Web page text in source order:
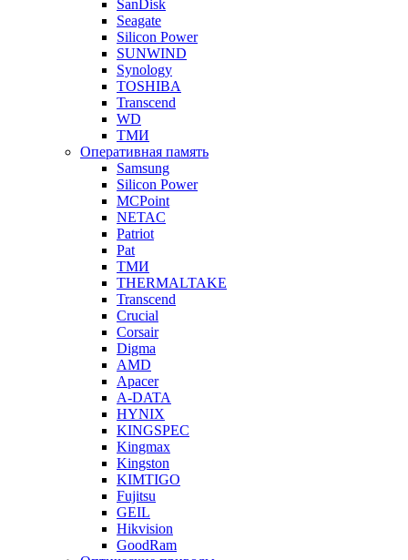
SanDisk
Seagate
Silicon Power
SUNWIND
Synology
TOSHIBA
Transcend
WD
ТМИ
Оперативная память
Samsung
Silicon Power
MCPoint
NETAC
Patriot
Pat
ТМИ
THERMALTAKE
Transcend
Crucial
Corsair
Digma
AMD
Apacer
A-DATA
HYNIX
KINGSPEC
Kingmax
Kingston
KIMTIGO
Fujitsu
GEIL
Hikvision
GoodRam